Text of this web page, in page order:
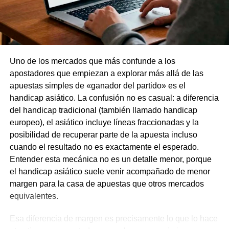
hablando ya español، para gran alegría de la afición
local.
Karim Adeyemi: la filosofía de la velocidad
El segundo fichaje del Barça، aún más inesperado، fue el
de Karim Adeyemi، procedente del Dortmund. El acuerdo
ya se ha hecho público oficialmente، este veloz delantero
de 24 años ha firmado un contrato a largo plazo con el FC
Barcelona. El importe del traspaso resulta muy atractivo
para un club de primera categoría: €22 millones en pagos
garantizados y otros €7 millones en bonificaciones.
¿Por qué necesita Flick a Adeyemi si ya cuenta con
tantos extremos estrella en la plantilla? La respuesta está
en la flexibilidad táctica. Karim no es un extremo al uso.
Es un jugador versátil capaz de ocupar cualquier posición
Uno de los mercados que más confunde a los
apostadores que empiezan a explorar más allá de las
apuestas simples de «ganador del partido» es el
handicap asiático. La confusión no es casual: a diferencia
del handicap tradicional (también llamado handicap
europeo), el asiático incluye líneas fraccionadas y la
posibilidad de recuperar parte de la apuesta incluso
cuando el resultado no es exactamente el esperado.
Entender esta mecánica no es un detalle menor, porque
el handicap asiático suele venir acompañado de menor
margen para la casa de apuestas que otros mercados
equivalentes.